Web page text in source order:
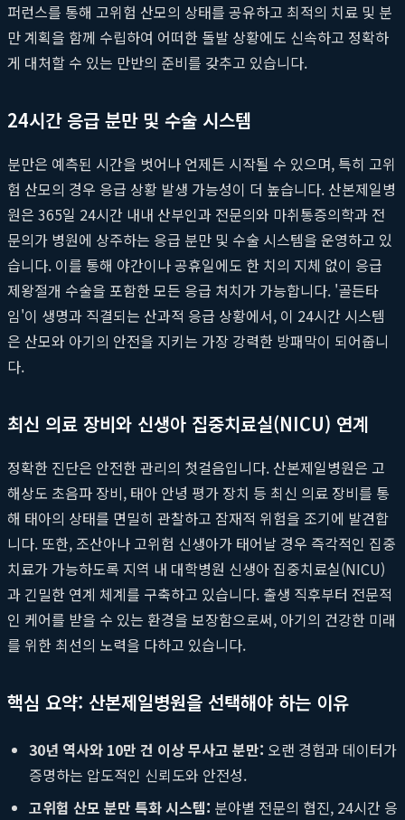
퍼런스를 통해 고위험 산모의 상태를 공유하고 최적의 치료 및 분
만 계획을 함께 수립하여 어떠한 돌발 상황에도 신속하고 정확하
게 대처할 수 있는 만반의 준비를 갖추고 있습니다.
24시간 응급 분만 및 수술 시스템
분만은 예측된 시간을 벗어나 언제든 시작될 수 있으며, 특히 고위
험 산모의 경우 응급 상황 발생 가능성이 더 높습니다. 산본제일병
원은 365일 24시간 내내 산부인과 전문의와 마취통증의학과 전
문의가 병원에 상주하는 응급 분만 및 수술 시스템을 운영하고 있
습니다. 이를 통해 야간이나 공휴일에도 한 치의 지체 없이 응급
제왕절개 수술을 포함한 모든 응급 처치가 가능합니다. '골든타
임'이 생명과 직결되는 산과적 응급 상황에서, 이 24시간 시스템
은 산모와 아기의 안전을 지키는 가장 강력한 방패막이 되어줍니
다.
최신 의료 장비와 신생아 집중치료실(NICU) 연계
정확한 진단은 안전한 관리의 첫걸음입니다. 산본제일병원은 고
해상도 초음파 장비, 태아 안녕 평가 장치 등 최신 의료 장비를 통
해 태아의 상태를 면밀히 관찰하고 잠재적 위험을 조기에 발견합
니다. 또한, 조산아나 고위험 신생아가 태어날 경우 즉각적인 집중
치료가 가능하도록 지역 내 대학병원 신생아 집중치료실(NICU)
과 긴밀한 연계 체계를 구축하고 있습니다. 출생 직후부터 전문적
인 케어를 받을 수 있는 환경을 보장함으로써, 아기의 건강한 미래
를 위한 최선의 노력을 다하고 있습니다.
핵심 요약: 산본제일병원을 선택해야 하는 이유
30년 역사와 10만 건 이상 무사고 분만: 오랜 경험과 데이터가
증명하는 압도적인 신뢰도와 안전성.
고위험 산모 분만 특화 시스템: 분야별 전문의 협진, 24시간 응